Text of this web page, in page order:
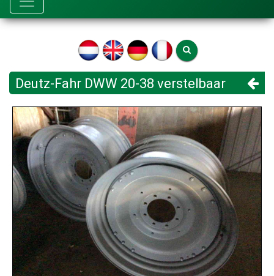
Deutz-Fahr DWW 20-38 verstelbaar